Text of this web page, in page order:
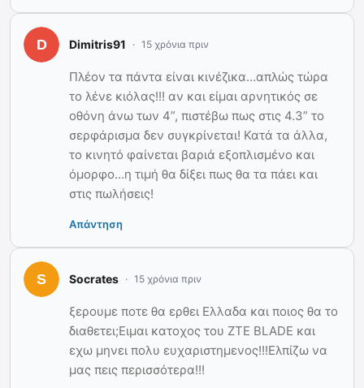
Dimitris91 15 χρόνια πριν
Πλέον τα πάντα είναι κινέζικα…απλώς τώρα
το λένε κιόλας!!! αν και είμαι αρνητικός σε
οθόνη άνω των 4”, πιστέβω πως στις 4.3” το
σερφάρισμα δεν συγκρίνεται! Κατά τα άλλα,
το κινητό φαίνεται βαριά εξοπλισμένο και
όμορφο…η τιμή θα δίξει πως θα τα πάει και
στις πωλήσεις!
Απάντηση
Socrates 15 χρόνια πριν
ξερουμε ποτε θα ερθει Ελλαδα και ποιος θα το
διαθετει;Ειμαι κατοχος του ΖΤΕ BLADE και
εχω μηνει πολυ ευχαριστημενος!!!Ελπίζω να
μας πεις περισσότερα!!!